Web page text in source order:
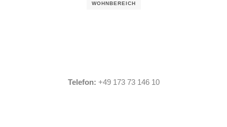
WOHNBEREICH
Telefon: +49 173 73 146 10